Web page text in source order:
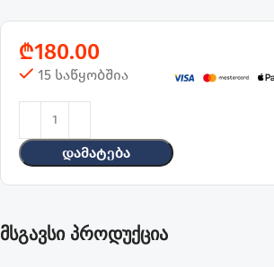
₾180.00
15 საწყობშია
Დამატება
მსგავსი პროდუქცია